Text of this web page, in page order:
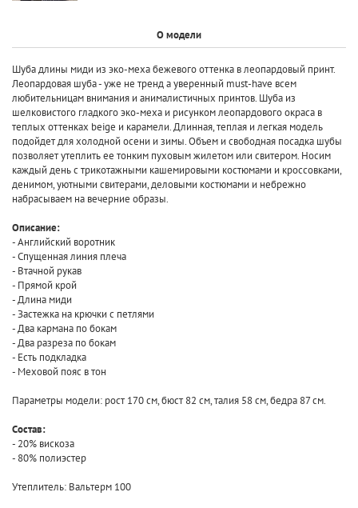
О модели
Шуба длины миди из эко-меха бежевого оттенка в леопардовый принт.
Леопардовая шуба - уже не тренд а уверенный must-have всем
любительницам внимания и анималистичных принтов. Шуба из
шелковистого гладкого эко-меха и рисунком леопардового окраса в
теплых оттенках beige и карамели. Длинная, теплая и легкая модель
подойдет для холодной осени и зимы. Объем и свободная посадка шубы
позволяет утеплить ее тонким пуховым жилетом или свитером. Носим
каждый день с трикотажными кашемировыми костюмами и кроссовками,
денимом, уютными свитерами, деловыми костюмами и небрежно
набрасываем на вечерние образы.
Описание:
- Английский воротник
- Спущенная линия плеча
- Втачной рукав
- Прямой крой
- Длина миди
- Застежка на крючки с петлями
- Два кармана по бокам
- Два разреза по бокам
- Есть подкладка
- Меховой пояс в тон
Параметры модели: рост 170 см, бюст 82 см, талия 58 см, бедра 87 см.
Состав:
- 20% вискоза
- 80% полиэстер
Утеплитель: Вальтерм 100